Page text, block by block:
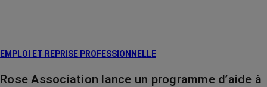
EMPLOI ET REPRISE PROFESSIONNELLE
Rose Association lance un programme d’aide à